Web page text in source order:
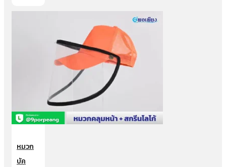
หมวก
บัค